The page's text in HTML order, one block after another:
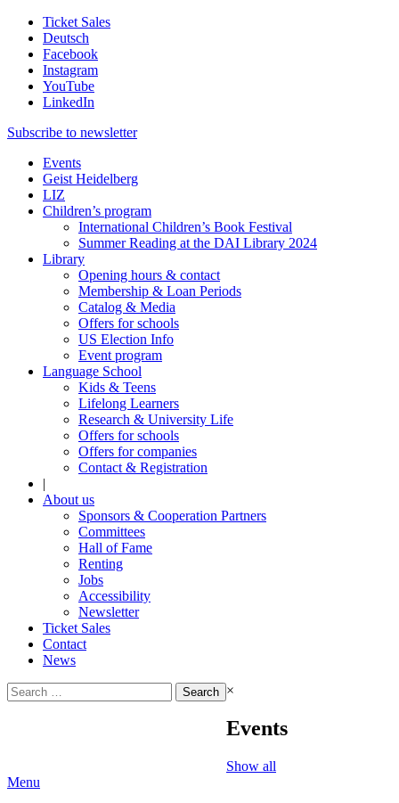
Ticket Sales
Deutsch
Facebook
Instagram
YouTube
LinkedIn
Subscribe to newsletter
Events
Geist Heidelberg
LIZ
Children’s program
International Children’s Book Festival
Summer Reading at the DAI Library 2024
Library
Opening hours & contact
Membership & Loan Periods
Catalog & Media
Offers for schools
US Election Info
Event program
Language School
Kids & Teens
Lifelong Learners
Research & University Life
Offers for schools
Offers for companies
Contact & Registration
|
About us
Sponsors & Cooperation Partners
Committees
Hall of Fame
Renting
Jobs
Accessibility
Newsletter
Ticket Sales
Contact
News
Search
for:
×
Events
Show all
Menu